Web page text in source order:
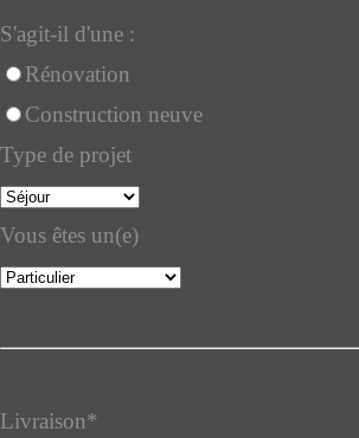
S'agit-il d'une :
Rénovation
Construction neuve
Type de projet
Vous êtes un(e)
Livraison*